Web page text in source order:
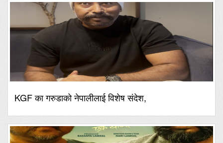
KGF का गरुडाको नेपालीलाई विशेष संदेश,